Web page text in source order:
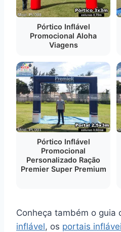
Pórtico Inflável
Promocional Aloha
Viagens
Pórtico Inflável
Promocional
Personalizado Ração
Premier Super Premium
Conheça também o guia
inflável, os portais